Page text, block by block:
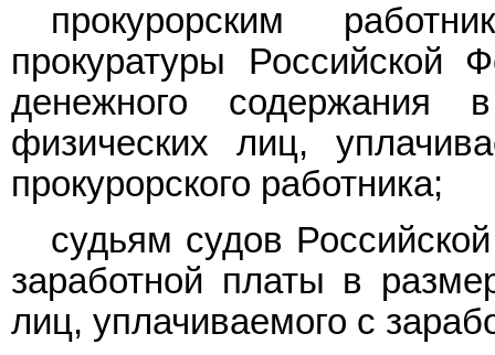
прокурорским
прокуратуры Российской
денежного
физических лиц,
прокурорского работника;
судьям судов
заработной платы в
лиц, уплачиваемого с